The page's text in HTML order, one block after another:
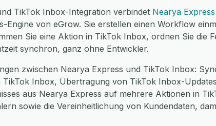
TikTok Inbox-Integration verbindet Nearya Express
Engine von eGrow. Sie erstellen einen Workflow
Sie eine Aktion in TikTok Inbox, ordnen Sie die
synchron, ganz ohne Entwickler.
zwischen Nearya Express und TikTok Inbox:
TikTok Inbox, Übertragung von TikTok Inbox-
aus Nearya Express auf mehrere Aktionen in
sowie die Vereinheitlichung von Kundendaten,